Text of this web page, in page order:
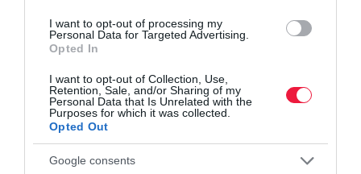
I want to opt-out of processing my
Personal Data for Targeted Advertising.
Opted In
I want to opt-out of Collection, Use,
Retention, Sale, and/or Sharing of my
Personal Data that Is Unrelated with the
Purposes for which it was collected.
Opted Out
Google consents